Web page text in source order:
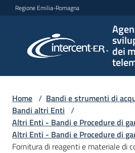
Vai al contenuto
Vai alla navigazione
Vai al footer
Regione Emilia-Romagna
dei
per lo
sviluppo
telematici
L'Agenzia
Home / Bandi e strumenti di
Bandi altri Enti /
Altri Enti - Bandi e Procedure di
Altri Enti - Bandi e Procedure di
Fornitura di reagenti e materiale di